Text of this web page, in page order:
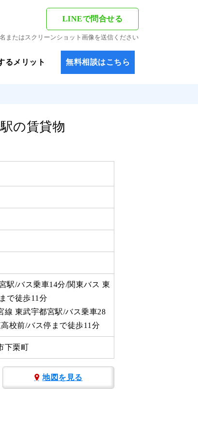
LINEで問合せる
またはスクリーンショット画像を送信ください
るメリット 無料相談はこちら
の賃貸物
駅/バス乗車14分/関東バス 東
で徒歩11分
線 東武宇都宮駅/バス乗車28
校前/バス停まで徒歩11分
下栗町
地図を見る